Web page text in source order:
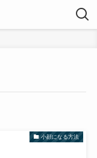
小顔になる方法